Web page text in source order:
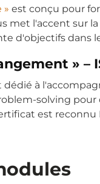
» est conçu pour
met l'accent sur
d'objectifs dans
» –
dédié à
solving pour
est reconnu